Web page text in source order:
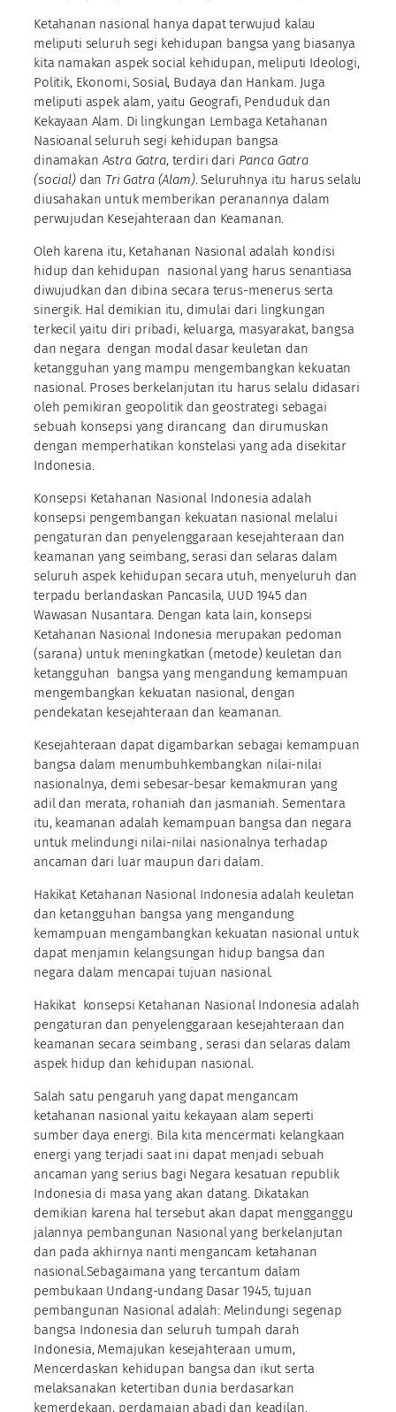
Ketahanan nasional hanya dapat terwujud kalau
meliputi seluruh segi kehidupan bangsa yang biasanya
kita namakan aspek social kehidupan, meliputi Ideologi,
Politik, Ekonomi, Sosial, Budaya dan Hankam. Juga
meliputi aspek alam, yaitu Geografi, Penduduk dan
Kekayaan Alam. Di lingkungan Lembaga Ketahanan
Nasioanal seluruh segi kehidupan bangsa
dinamakanAstra Gatra, terdiri dari Panca Gatra
(social)dan Tri Gatra (Alam). Seluruhnya itu harus selalu
diusahakan untuk memberikan peranannya dalam
perwujudan Kesejahteraan dan Keamanan.
Oleh karena itu, Ketahanan Nasional adalah kondisi
hidup dan kehidupan nasional yang harus senantiasa
diwujudkan dan dibina secara terus-menerus serta
sinergik. Hal demikian itu, dimulai dari lingkungan
terkecil yaitu diri pribadi, keluarga, masyarakat, bangsa
dan negara dengan modal dasar keuletan dan
ketangguhan yang mampu mengembangkan kekuatan
nasional. Proses berkelanjutan itu harus selalu didasari
oleh pemikiran geopolitik dan geostrategi sebagai
sebuah konsepsi yang dirancang dan dirumuskan
dengan memperhatikan konstelasi yang ada disekitar
Indonesia.
Konsepsi Ketahanan Nasional Indonesia adalah
konsepsi pengembangan kekuatan nasional melalui
pengaturan dan penyelenggaraan kesejahteraan dan
keamanan yang seimbang, serasi dan selaras dalam
seluruh aspek kehidupan secara utuh, menyeluruh dan
terpadu berlandaskan Pancasila, UUD 1945 dan
Wawasan Nusantara. Dengan kata lain, konsepsi
Ketahanan Nasional Indonesia merupakan pedoman
(sarana) untuk meningkatkan (metode) keuletan dan
ketangguhan bangsa yang mengandung kemampuan
mengembangkan kekuatan nasional, dengan
pendekatan kesejahteraan dan keamanan.
Kesejahteraan dapat digambarkan sebagai kemampuan
bangsa dalam menumbuhkembangkan nilai-nilai
nasionalnya, demi sebesar-besar kemakmuran yang
adil dan merata, rohaniah dan jasmaniah. Sementara
itu, keamanan adalah kemampuan bangsa dan negara
untuk melindungi nilai-nilai nasionalnya terhadap
ancaman dari luar maupun dari dalam.
Hakikat Ketahanan Nasional Indonesia adalah keuletan
dan ketangguhan bangsa yang mengandung
kemampuan mengambangkan kekuatan nasional untuk
dapat menjamin kelangsungan hidup bangsa dan
negara dalam mencapai tujuan nasional.
Hakikat konsepsi Ketahanan Nasional Indonesia adalah
pengaturan dan penyelenggaraan kesejahteraan dan
keamanan secara seimbang , serasi dan selaras dalam
aspek hidup dan kehidupan nasional.
Salah satu pengaruh yang dapat mengancam
ketahanan nasional yaitu kekayaan alam seperti
sumber daya energi. Bila kita mencermati kelangkaan
energi yang terjadi saat ini dapat menjadi sebuah
ancaman yang serius bagi Negara kesatuan republik
Indonesia di masa yang akan datang. Dikatakan
demikian karena hal tersebut akan dapat mengganggu
jalannya pembangunan Nasional yang berkelanjutan
dan pada akhirnya nanti mengancam ketahanan
nasional.Sebagaimana yang tercantum dalam
pembukaan Undang-undang Dasar 1945, tujuan
pembangunan Nasional adalah: Melindungi segenap
bangsa Indonesia dan seluruh tumpah darah
Indonesia, Memajukan kesejahteraan umum,
Mencerdaskan kehidupan bangsa dan ikut serta
melaksanakan ketertiban dunia berdasarkan
kemerdekaan, perdamaian abadi dan keadilan.